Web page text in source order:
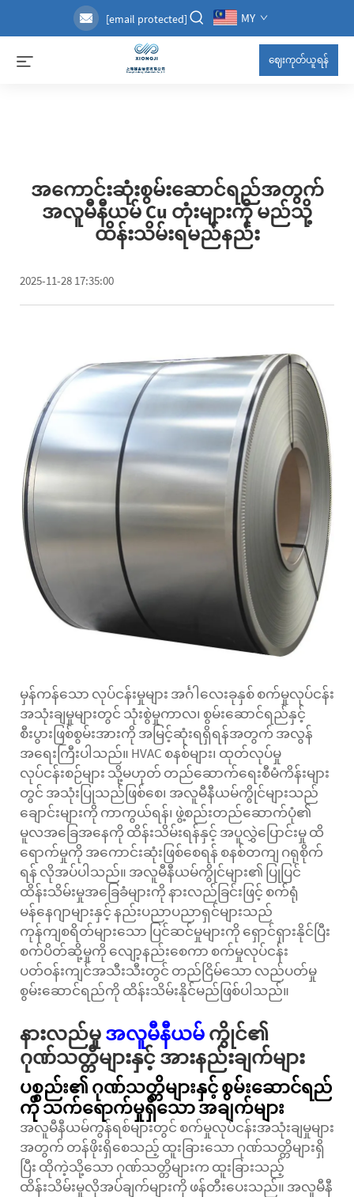
[email protected] MY
ဈေးကုတ်ယူရန်
အကောင်းဆုံးစွမ်းဆောင်ရည်အတွက်
အလူမီနီယမ် Cu တုံးများကို မည်သို့
ထိန်းသိမ်းရမည်နည်း
2025-11-28 17:35:00
မှန်ကန်သော လုပ်ငန်းမှုများ အင်္ဂါလေးခုနှစ်စက်မှုလုပ်ငန်း
အသုံးချမှုများတွင် သုံးစွဲမှုကာလ၊ စွမ်းဆောင်ရည်နှင့်
စီးပွားဖြစ်စွမ်းအားကို အမြင့်ဆုံးရရှိရန်အတွက် အလွန်
အရေးကြီးပါသည်။ HVAC စနစ်များ၊ ထုတ်လုပ်မှု
လုပ်ငန်းစဉ်များ သို့မဟုတ် တည်ဆောက်ရေးစီမံကိန်းများ
တွင် အသုံးပြုသည်ဖြစ်စေ၊ အလူမီနီယမ်ကွိုင်များသည်
ချောင်းများကို ကာကွယ်ရန်၊ ဖွဲ့စည်းတည်ဆောက်ပုံ၏
မူလအခြေအနေကို ထိန်းသိမ်းရန်နှင့် အပူလွှဲပြောင်းမှု ထိ
ရောက်မှုကို အကောင်းဆုံးဖြစ်စေရန် စနစ်တကျ ဂရုစိုက်
ရန် လိုအပ်ပါသည်။ အလူမီနီယမ်ကွိုင်များ၏ ပြုပြင်
ထိန်းသိမ်းမှုအခြေခံများကို နားလည်ခြင်းဖြင့် စက်ရုံ
မန်နေဂျာများနှင့် နည်းပညာပညာရှင်များသည်
ကုန်ကျစရိတ်များသော ပြင်ဆင်မှုများကို ရှောင်ရှားနိုင်ပြီး
စက်ပိတ်ဆို့မှုကို လျော့နည်းစေကာ စက်မှုလုပ်ငန်း
ပတ်ဝန်းကျင်အသီးသီးတွင် တည်ငြိမ်သော လည်ပတ်မှု
စွမ်းဆောင်ရည်ကို ထိန်းသိမ်းနိုင်မည်ဖြစ်ပါသည်။
နားလည်မှုအလူမီနီယမ်ကွိုင်၏
ဂုဏ်သတ္တိများနှင့် အားနည်းချက်များ
ပစ္စည်း၏ ဂုဏ်သတ္တိများနှင့် စွမ်းဆောင်ရည်
ကို သက်ရောက်မှုရှိသော အချက်များ
အလူမီနီယမ်ကွန်ရစ်များတွင် စက်မှုလုပ်ငန်းအသုံးချမှုများ
အတွက် တန်ဖိုးရှိစေသည့် ထူးခြားသော ဂုဏ်သတ္တိများရှိ
ပြီး ထိုကဲ့သို့သော ဂုဏ်သတ္တိများက ထူးခြားသည့်
ထိန်းသိမ်းမှုလိုအပ်ချက်များကို ဖန်တီးပေးသည်။ အလူမီနီ